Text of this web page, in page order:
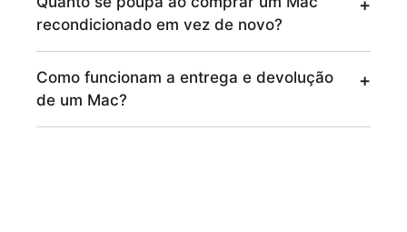
recondicionado em vez de novo?
Como funcionam a entrega e devolução
de um Mac?